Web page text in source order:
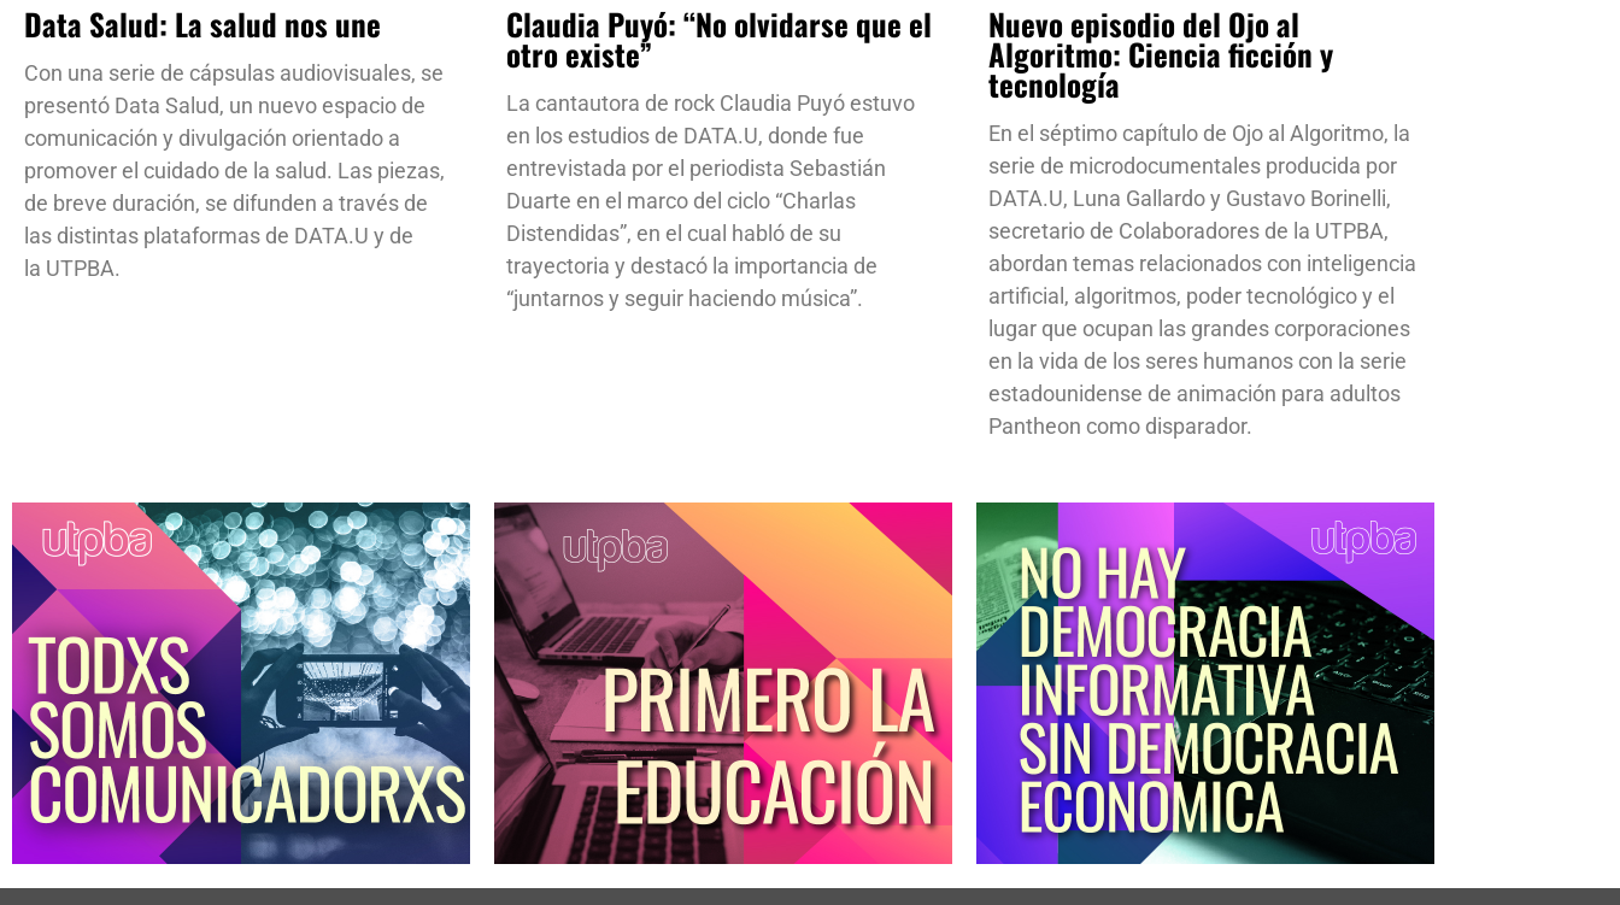
Data Salud: La salud nos une
Con una serie de cápsulas audiovisuales, se
presentó Data Salud, un nuevo espacio de
comunicación y divulgación orientado a
promover el cuidado de la salud. Las piezas,
de breve duración, se difunden a través de
las distintas plataformas de DATA.U y de
la UTPBA.
Claudia Puyó: “No olvidarse que el
otro existe”
La cantautora de rock Claudia Puyó estuvo
en los estudios de DATA.U, donde fue
entrevistada por el periodista Sebastián
Duarte en el marco del ciclo “Charlas
Distendidas”, en el cual habló de su
trayectoria y destacó la importancia de
“juntarnos y seguir haciendo música”.
Nuevo episodio del Ojo al
Algoritmo: Ciencia ficción y
tecnología
En el séptimo capítulo de Ojo al Algoritmo, la
serie de microdocumentales producida por
DATA.U, Luna Gallardo y Gustavo Borinelli,
secretario de Colaboradores de la UTPBA,
abordan temas relacionados con inteligencia
artificial, algoritmos, poder tecnológico y el
lugar que ocupan las grandes corporaciones
en la vida de los seres humanos con la serie
estadounidense de animación para adultos
Pantheon como disparador.